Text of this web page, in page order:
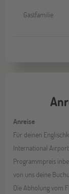
Gastfamilie
Anreise
Für deinen
International
Programmpreis
von uns deine
Die Abholung vom